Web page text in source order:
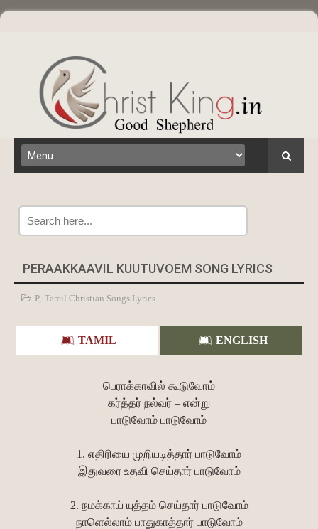
PERAAKKAAVIL KUUTUVOEM SONG LYRICS
P, Tamil Christian Songs Lyrics
TAMIL ENGLISH
பெராக்காவில் கூடுவோம்
கர்த்தர் நல்வர் – என்று
பாடுவோம் பாடுவோம்
1. எதிரியை முறியடித்தார் பாடுவோம்
இதுவரை உதவி செய்தார் பாடுவோம்
2. நமக்காய் யுத்தம் செய்தார் பாடுவோம்
நாளெல்லாம் பாதுகாத்தார் பாடுவோம்